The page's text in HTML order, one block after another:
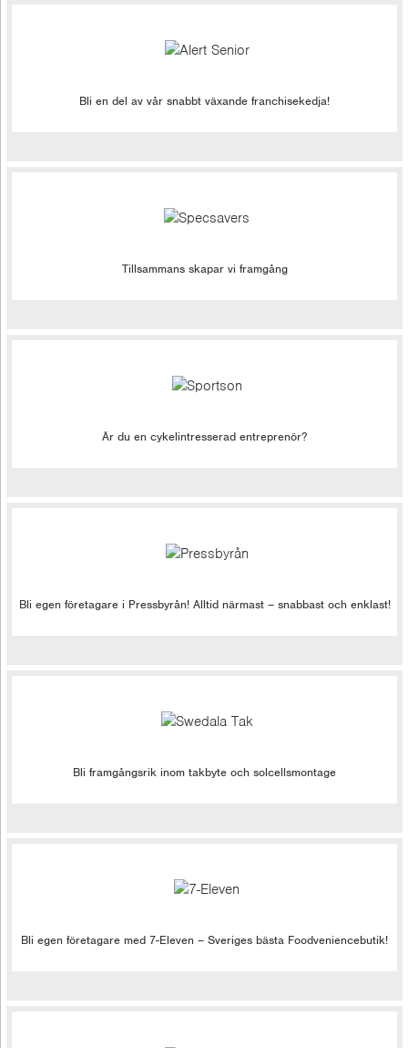
Bli en del av vår snabbt växande franchisekedja!
Tillsammans skapar vi framgång
Är du en cykelintresserad entreprenör?
Bli egen företagare i Pressbyrån! Alltid närmast – snabbast och enklast!
Bli framgångsrik inom takbyte och solcellsmontage
Bli egen företagare med 7-Eleven – Sveriges bästa Foodveniencebutik!